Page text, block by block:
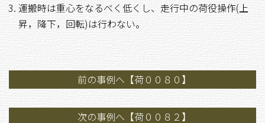
運搬時は重心をなるべく低くし、走行中の荷役操作(上
昇，降下，回転)は行わない。
前の事例へ【荷００８０】
次の事例へ【荷００８２】